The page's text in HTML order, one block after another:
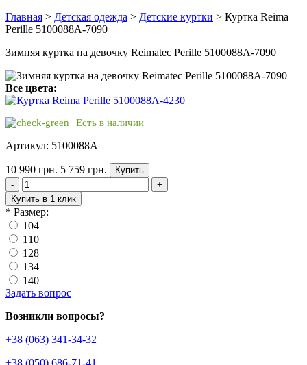
Главная > Детская одежда > Детские куртки > Куртка Reima
Perille 5100088A-7090
Зимняя куртка на девочку Reimatec Perille 5100088A-7090
Все цвета:
Есть в наличии
Артикул: 5100088A
10 990 грн. 5 759 грн.
Купить
-
+
Купить в 1 клик
* Размер:
104
110
128
134
140
Задать вопрос
Возникли вопросы?
+38 (063) 341-34-32
+38 (050) 686-71-41